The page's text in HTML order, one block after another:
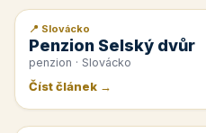
📰 PR článek
📍 Slovácko
Penzion Selský dvůr
penzion · Slovácko
Číst článek →